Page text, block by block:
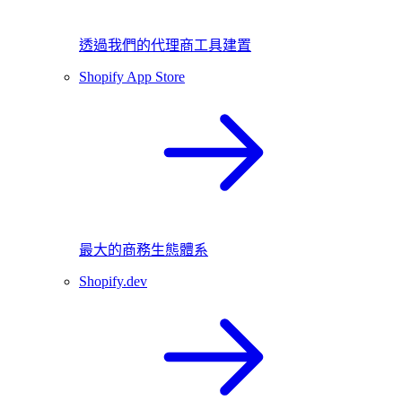
透過我們的代理商工具建置
Shopify App Store
最大的商務生態體系
Shopify.dev